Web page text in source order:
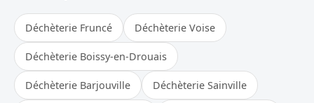
Déchèterie Fruncé Déchèterie Voise
Déchèterie Boissy-en-Drouais
Déchèterie Barjouville Déchèterie Sainville